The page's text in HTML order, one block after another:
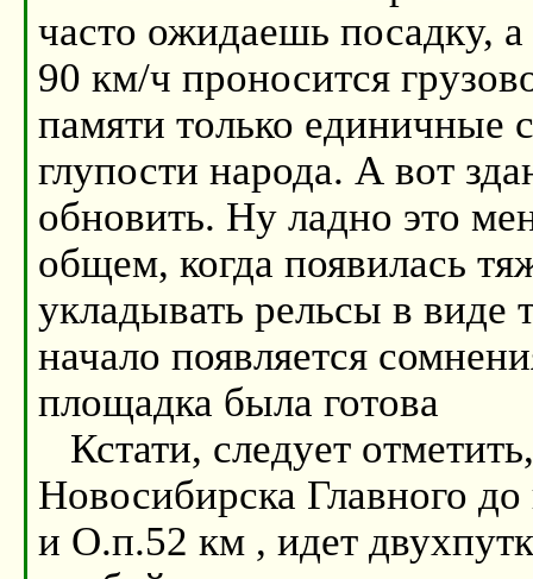
часто ожидаешь посадку,
90 км/ч проносится
памяти только единичные
глупости народа. А вот
обновить. Ну ладно это
общем, когда появилась
укладывать рельсы в виде
начало появляется
площадка была готова
Кстати, следует
Новосибирска Главного
и О.п.52 км , идет